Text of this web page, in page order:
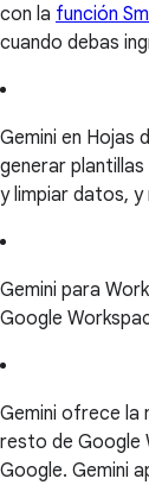
con la función
cuando debas
Gemini en Hojas
generar
y limpiar datos, y
Gemini para
Google
Gemini ofrece la
resto de Google
Google. Gemini